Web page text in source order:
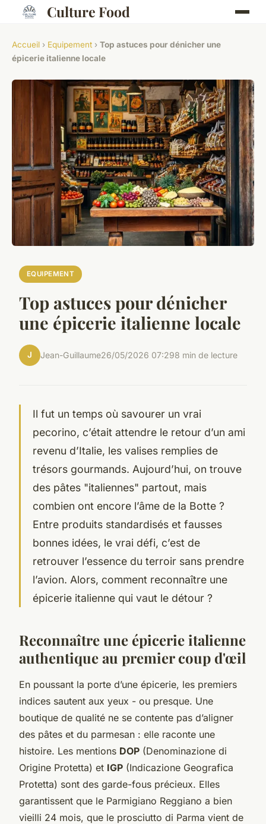
Culture Food
Accueil › Equipement › Top astuces pour dénicher une
épicerie italienne locale
EQUIPEMENT
Top astuces pour dénicher
une épicerie italienne locale
J Jean-Guillaume26/05/2026 07:298 min de lecture
Il fut un temps où savourer un vrai
pecorino, c’était attendre le retour d’un ami
revenu d’Italie, les valises remplies de
trésors gourmands. Aujourd’hui, on trouve
des pâtes "italiennes" partout, mais
combien ont encore l’âme de la Botte ?
Entre produits standardisés et fausses
bonnes idées, le vrai défi, c’est de
retrouver l’essence du terroir sans prendre
l’avion. Alors, comment reconnaître une
épicerie italienne qui vaut le détour ?
Reconnaître une épicerie italienne
authentique au premier coup d'œil
En poussant la porte d’une épicerie, les premiers
indices sautent aux yeux - ou presque. Une
boutique de qualité ne se contente pas d’aligner
des pâtes et du parmesan : elle raconte une
histoire. Les mentions DOP (Denominazione di
Origine Protetta) et IGP (Indicazione Geografica
Protetta) sont des garde-fous précieux. Elles
garantissent que le Parmigiano Reggiano a bien
vieilli 24 mois, que le prosciutto di Parma vient de